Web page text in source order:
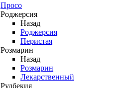
Просо
Роджерсия
Назад
Роджерсия
Перистая
Розмарин
Назад
Розмарин
Лекарственный
Рудбекия